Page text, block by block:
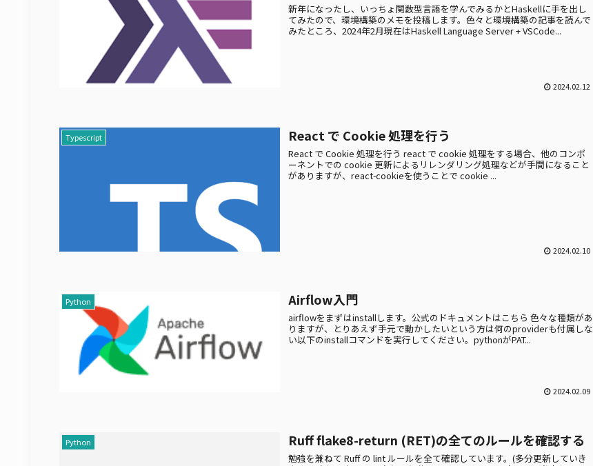
新年になったし、いっちょ関数型言語を学んでみるかとHaskellに手を出し
てみたので、環境構築のメモを投稿します。色々と環境構築の記事を読んで
みたところ、2024年2月現在はHaskell Language Server + VSCode...
2024.02.12
Typescript React で Cookie 処理を行う
React で Cookie 処理を行う react で cookie 処理をする場合、他のコンポ
ーネントでの cookie 更新によるリレンダリング処理などが手間になること
がありますが、react-cookieを使うことで cookie ...
2024.02.10
Python Airflow入門
airflowをまずはinstallします。公式のドキュメントはこちら 色々な種類があ
りますが、とりあえず手元で動かしたいという方は何のproviderも付属しな
い以下のinstallコマンドを実行してください。pythonがPAT...
2024.02.09
Python Ruff flake8-return (RET)の全てのルールを確認する
勉強を兼ねて Ruff の lint ルールを全て確認しています。(多分更新していき